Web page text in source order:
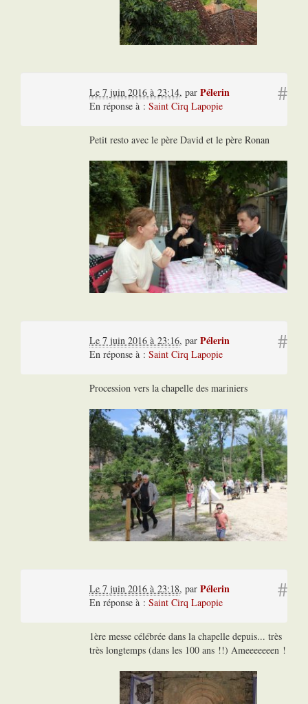
#
Le 7 juin 2016 à 23:14, par Pélerin
En réponse à : Saint Cirq Lapopie
Petit resto avec le père David et le père Ronan
#
Le 7 juin 2016 à 23:16, par Pélerin
En réponse à : Saint Cirq Lapopie
Procession vers la chapelle des mariniers
#
Le 7 juin 2016 à 23:18, par Pélerin
En réponse à : Saint Cirq Lapopie
1ère messe célébrée dans la chapelle depuis... très
très longtemps (dans les 100 ans !!) Ameeeeeeen !